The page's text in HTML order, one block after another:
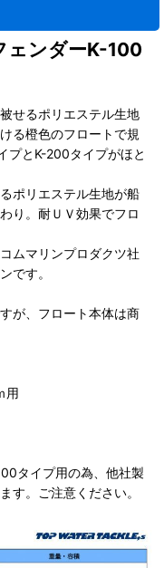
ェンダーK-100
せるポリエステル生地
る橙色のフロートで規
プとK-200タイプがほと
ポリエステル生地が船
り。耐ＵＶ効果でフロ
ムマリンプロダクツ社
です。
が、フロート本体は商
用
タイプ用の為、他社製
す。ご注意ください。